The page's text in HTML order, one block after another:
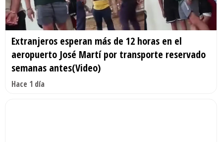
Extranjeros esperan más de 12 horas en el
aeropuerto José Martí por transporte reservado
semanas antes(Video)
Hace 1 día